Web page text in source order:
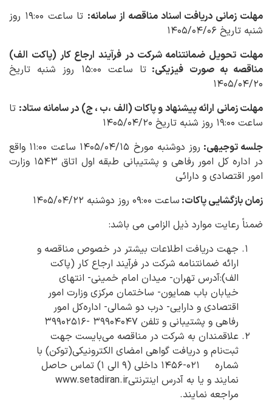
مهلت زمانی دریافت اسناد مناقصه از سامانه:
تا ساعت ۱۹:۰۰ روز
شنبه تاریخ ۱۴۰۵/۰۴/۰۶
مهلت تحویل ضمانتنامه شرکت در فرآیند ارجاع کار (پاکت الف)
مناقصه به صورت فیزیکی:
تا ساعت ۱۵:۰۰ روز شنبه تاریخ
۱۴۰۵/۰۴/۲۰
مهلت زمانی ارائه پیشنهاد و پاکات (الف ،ب ، ج) در سامانه ستاد: تا
ساعت ۱۹:۰۰ روز شنبه‌ تاریخ ۱۴۰۵/۰۴/۲۰
جلسه توجیهی:
روز دوشنبه مورخ ۱۴۰۵/۰۴/۱۵ ساعت ۱۱:۰۰ واقع
در اداره کل امور رفاهی و پشتیبانی طبقه اول اتاق ۱۵۴۳ وزارت
امور اقتصادی و دارائی
زمان بازگشایی پاکات: ساعت ۰۹:۰۰ روز دوشنبه ۱۴۰۵/۰۴/۲۲
ضمناً رعایت موارد ذیل الزامی می باشد:
جهت دریافت اطلاعات بیشتر در خصوص مناقصه و
ارائه ضمانتنامه شرکت در فرآیند ارجاع کار (پاکت
الف)‌:آدرس تهران- میدان امام خمینی- انتهای
خیابان باب همایون- ساختمان مرکزی وزارت امور
اقتصادی و دارایی- درب دو شمالی- اداره‌کل امور
رفاهی و پشتیبانی و تلفن ۳۹۹۰۴۰۴۷ -۳۹۹۰۲۵۱۶
علاقمندان به شرکت در مناقصه می‌بایست جهت
ثبت‌نام و دریافت گواهی امضای الکترونیکی(توکن) با
شماره ۰۲۱-۱۴۵۶ داخلی (۹ الی ۱) تماس حاصل
نمایند و یا به آدرس اینترنتیwww.setadiran.ir
مراجعه نمایند.